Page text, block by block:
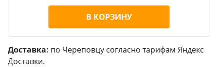
В КОРЗИНУ
Доставка: по Череповцу согласно тарифам Яндекс
Доставки.